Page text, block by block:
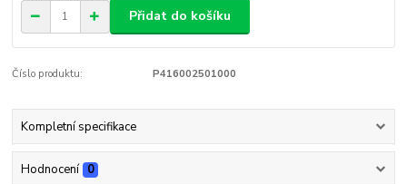
Přidat do košíku
Číslo produktu: P416002501000
Kompletní specifikace
Hodnocení 0